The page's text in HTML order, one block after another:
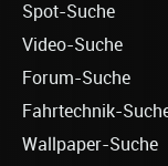
Spot-Suche
Video-Suche
Forum-Suche
Fahrtechnik-
Wallpaper-Suche